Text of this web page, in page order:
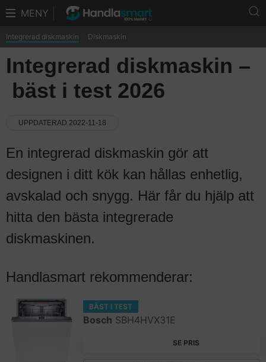
MENY
Integrerad diskmaskin Diskmaskin
Integrerad diskmaskin –
bäst i test 2026
UPPDATERAD 2022-11-18
En integrerad diskmaskin gör att
designen i ditt kök kan hållas enhetlig,
avskalad och snygg. Här får du hjälp att
hitta den bästa integrerade
diskmaskinen.
Handlasmart rekommenderar:
BÄST I TEST
Bosch SBH4HVX31E
SE PRIS